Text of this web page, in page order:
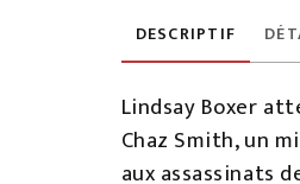
DESCRIPTIF
Lindsay Boxer
Chaz Smith, un
aux assassinats